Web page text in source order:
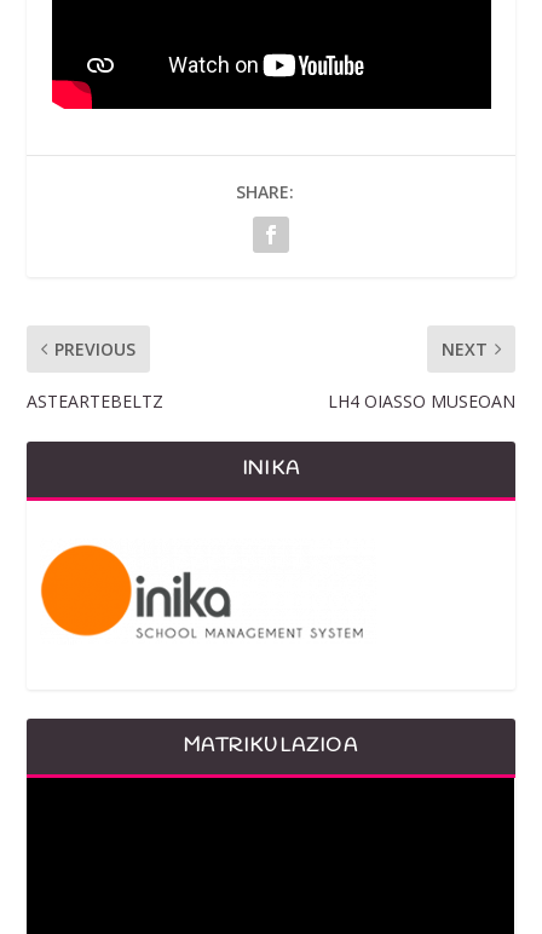
SHARE:
PREVIOUS
ASTEARTEBELTZ
NEXT
LH4 OIASSO MUSEOAN
INIKA
MATRIKULAZIOA